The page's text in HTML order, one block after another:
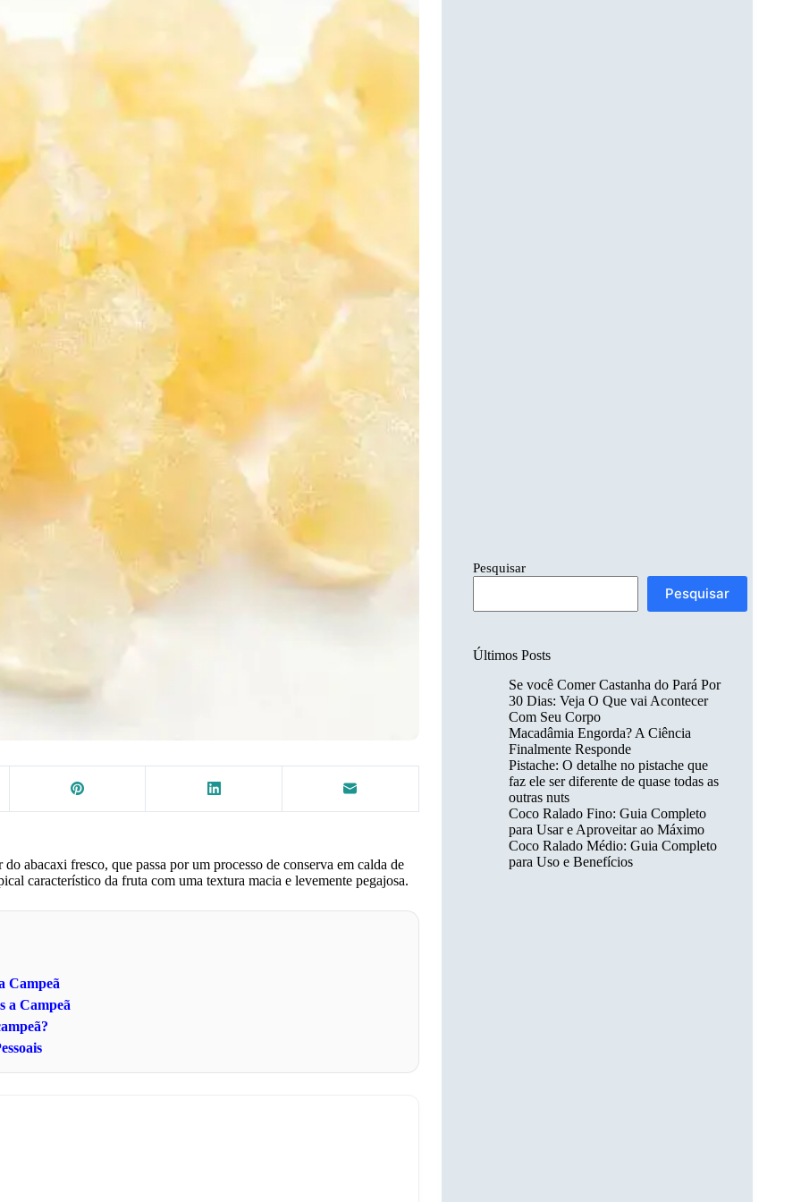
abacaxi fresco, que passa por um processo de conserva em calda de
característico da fruta com uma textura macia e levemente pegajosa.
Campeã
a Campeã
Pesquisar
Pesquisar
Últimos Posts
Se você Comer Castanha do Pará Por
30 Dias: Veja O Que vai Acontecer
Com Seu Corpo
Macadâmia Engorda? A Ciência
Finalmente Responde
Pistache: O detalhe no pistache que
faz ele ser diferente de quase todas as
outras nuts
Coco Ralado Fino: Guia Completo
para Usar e Aproveitar ao Máximo
Coco Ralado Médio: Guia Completo
para Uso e Benefícios